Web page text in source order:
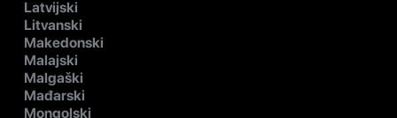
Latvijski
Litvanski
Makedonski
Malajski
Malgaški
Mađarski
Mongolski